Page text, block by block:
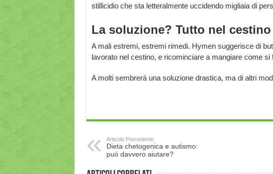
stillicidio che sta letteralmente uccidendo migliaia di
La soluzione? Tutto nel cestino
A mali estremi, estremi rimedi. Hymen suggerisce di
lavorato nel cestino, e ricominciare a mangiare come si
A molti sembrerà una soluzione drastica, ma di altri
Articolo Precedente
Dieta chetogenica e autismo:
può davvero aiutare?